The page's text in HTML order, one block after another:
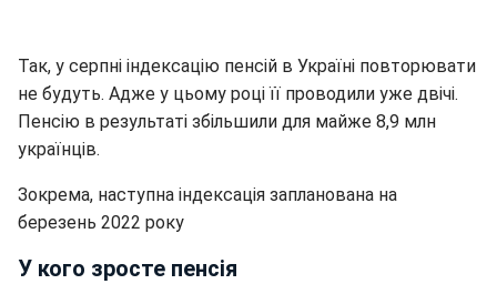
Так, у серпні індексацію пенсій в Україні повторювати
не будуть. Адже у цьому році її проводили уже двічі.
Пенсію в результаті збільшили для майже 8,9 млн
українців.
Зокрема, наступна індексація запланована на
березень 2022 року
У кого зросте пенсія